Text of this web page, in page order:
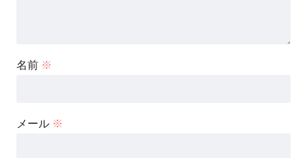
名前 ※
メール ※